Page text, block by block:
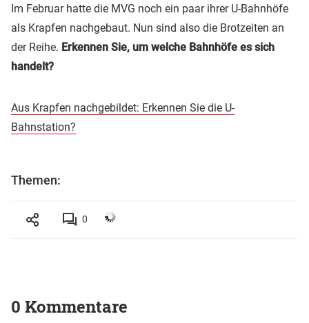
Im Februar hatte die MVG noch ein paar ihrer U-Bahnhöfe
als Krapfen nachgebaut. Nun sind also die Brotzeiten an
der Reihe. Erkennen Sie, um welche Bahnhöfe es sich
handelt?
Aus Krapfen nachgebildet: Erkennen Sie die U-
Bahnstation?
Themen:
0
0 Kommentare